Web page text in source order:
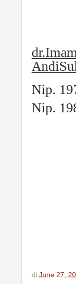
Nip.
Nip.
di June 27,